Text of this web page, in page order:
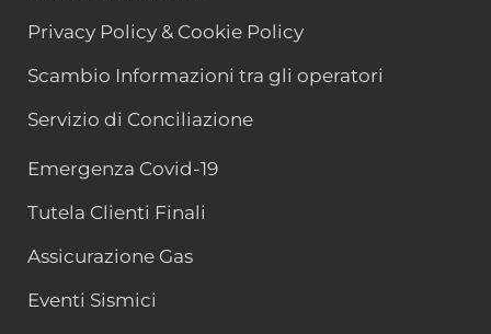
Privacy Policy & Cookie Policy
Scambio Informazioni tra gli operatori
Servizio di Conciliazione
Emergenza Covid-19
Tutela Clienti Finali
Assicurazione Gas
Eventi Sismici